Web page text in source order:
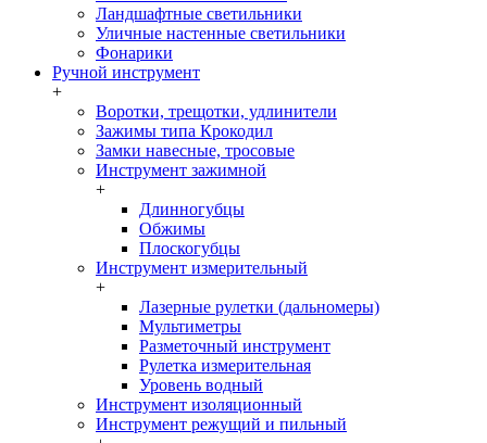
Ландшафтные светильники
Уличные настенные светильники
Фонарики
Ручной инструмент
+
Воротки, трещотки, удлинители
Зажимы типа Крокодил
Замки навесные, тросовые
Инструмент зажимной
+
Длинногубцы
Обжимы
Плоскогубцы
Инструмент измерительный
+
Лазерные рулетки (дальномеры)
Мультиметры
Разметочный инструмент
Рулетка измерительная
Уровень водный
Инструмент изоляционный
Инструмент режущий и пильный